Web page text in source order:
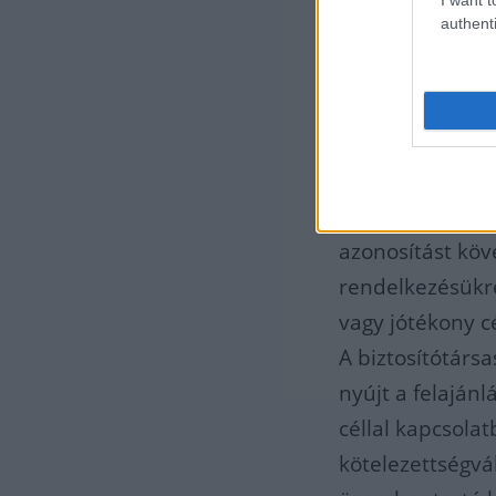
melyről nem
kiválasztott
Az érintett
felületen, a
azonosítást
vagy jótékony
A
nyújt a
céllal